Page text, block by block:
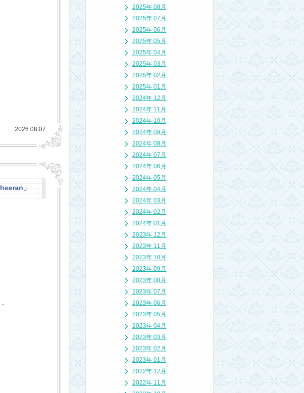
2026.08.07
」
。
2025年 08月
2025年 07月
2025年 06月
2025年 05月
2025年 04月
2025年 03月
2025年 02月
2025年 01月
2024年 12月
2024年 11月
2024年 10月
2024年 09月
2024年 08月
2024年 07月
2024年 06月
2024年 05月
2024年 04月
2024年 03月
2024年 02月
2024年 01月
2023年 12月
2023年 11月
2023年 10月
2023年 09月
2023年 08月
2023年 07月
2023年 06月
2023年 05月
2023年 04月
2023年 03月
2023年 02月
2023年 01月
2022年 12月
2022年 11月